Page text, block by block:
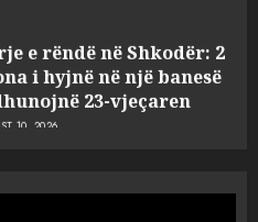
i hyjnë në një banesë
23-vjeçaren
10, 2026